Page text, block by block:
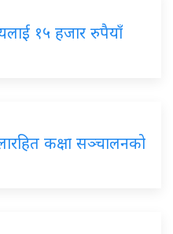
१५ हजार रुपैयाँ
कक्षा सञ्चालनको